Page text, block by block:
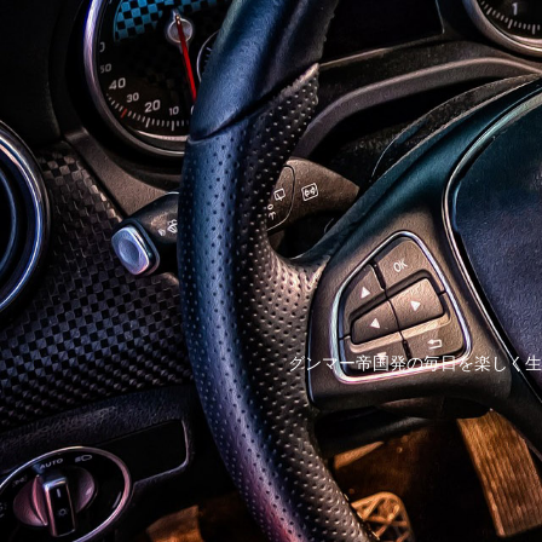
グンマー帝国発の毎日を楽しく